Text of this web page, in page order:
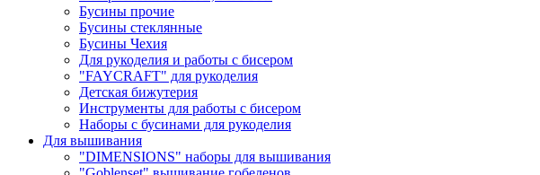
Бусины прочие
Бусины стеклянные
Бусины Чехия
Для рукоделия и работы с бисером
"FAYCRAFT" для рукоделия
Детская бижутерия
Инструменты для работы с бисером
Наборы с бусинами для рукоделия
Для вышивания
"DIMENSIONS" наборы для вышивания